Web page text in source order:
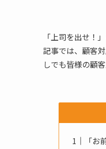
「上司を出せ！
記事では、顧客
しでも皆様の顧
「